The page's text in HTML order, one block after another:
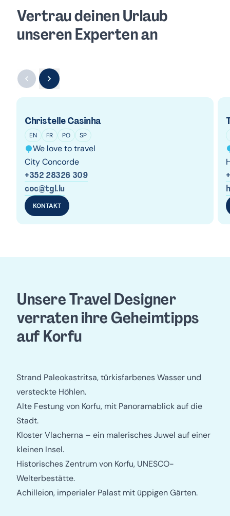
Vertrau deinen Urlaub
unseren Experten an
Christelle Casinha
EN FR PO SP
We love to travel
City Concorde
+352 28326 309
coc@tgl.lu
KONTAKT
Unsere Travel Designer
verraten ihre Geheimtipps
auf Korfu
Strand Paleokastritsa, türkisfarbenes Wasser und
versteckte Höhlen.
Alte Festung von Korfu, mit Panoramablick auf die
Stadt.
Kloster Vlacherna – ein malerisches Juwel auf einer
kleinen Insel.
Historisches Zentrum von Korfu, UNESCO-
Welterbestätte.
Achilleion, imperialer Palast mit üppigen Gärten.